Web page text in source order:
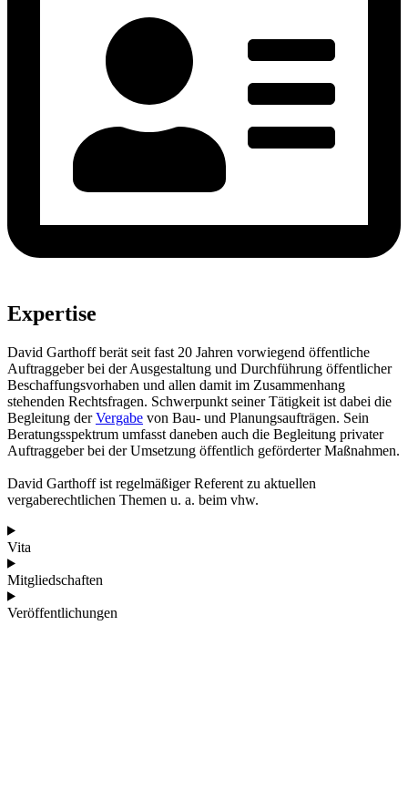
Expertise
David Garthoff berät seit fast 20 Jahren vorwiegend öffentliche
Auftraggeber bei der Ausgestaltung und Durchführung öffentlicher
Beschaffungsvorhaben und allen damit im Zusammenhang
stehenden Rechtsfragen. Schwerpunkt seiner Tätigkeit ist dabei die
Begleitung derVergabe von Bau- und Planungsaufträgen. Sein
Beratungsspektrum umfasst daneben auch die Begleitung privater
Auftraggeber bei der Umsetzung öffentlich geförderter Maßnahmen.
David Garthoff ist regelmäßiger Referent zu aktuellen
vergaberechtlichen Themen u. a. beim vhw.
Vita
Mitgliedschaften
Veröffentlichungen